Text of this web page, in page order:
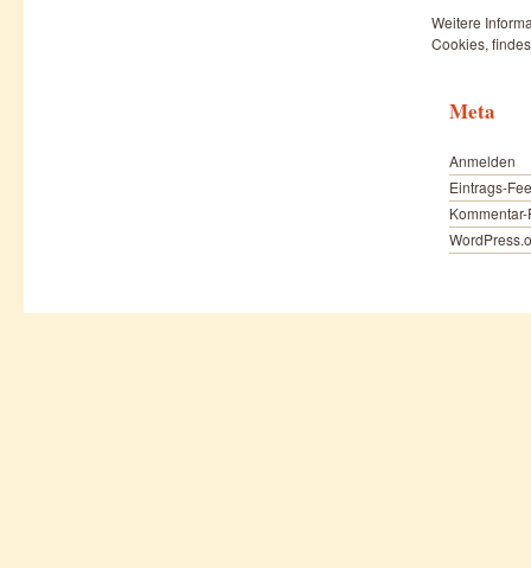
Weitere
Cookies,
Meta
Anmelden
Eintrags-